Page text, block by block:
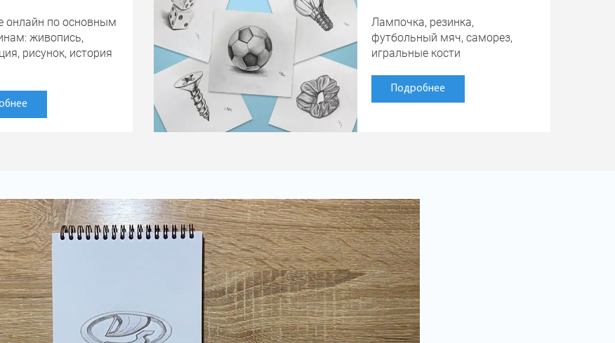
онлайн по основным
живопись,
рисунок, история
Лампочка, резинка,
футбольный мяч, саморез,
игральные кости
Подробнее